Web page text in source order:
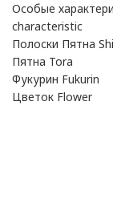
Особые
characteristic
Полоски Пятна
Пятна Tora
Фукурин Fukurin
Цветок Flower